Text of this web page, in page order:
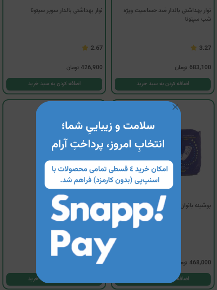
نوار بهداشتی بالدار ضد حساسیت ویژه
شب سپتونا
3.27
683,100 تومان
اضافه کردن به سبد خرید
نوار بهداشتی بالدار سوپر سپتونا
2.67
426,900 تومان
اضافه کردن به سبد خرید
پوشینه بانوان نرمال سپتونا
468,000 تومان
اضافه کردن به سبد خرید
گوش پاک کن آرایشی سپتونا
4
417,500
اضافه کردن به سبد خرید